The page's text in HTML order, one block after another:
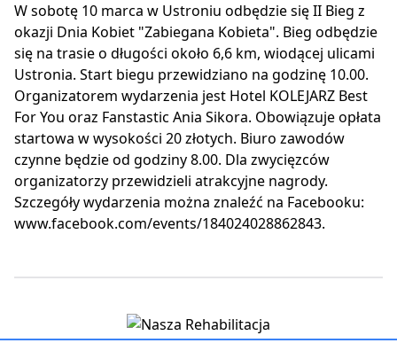
W sobotę 10 marca w Ustroniu odbędzie się II Bieg z
okazji Dnia Kobiet "Zabiegana Kobieta". Bieg odbędzie
się na trasie o długości około 6,6 km, wiodącej ulicami
Ustronia. Start biegu przewidziano na godzinę 10.00.
Organizatorem wydarzenia jest Hotel KOLEJARZ Best
For You oraz Fanstastic Ania Sikora. Obowiązuje opłata
startowa w wysokości 20 złotych. Biuro zawodów
czynne będzie od godziny 8.00. Dla zwycięzców
organizatorzy przewidzieli atrakcyjne nagrody.
Szczegóły wydarzenia można znaleźć na Facebooku:
www.facebook.com/events/184024028862843.